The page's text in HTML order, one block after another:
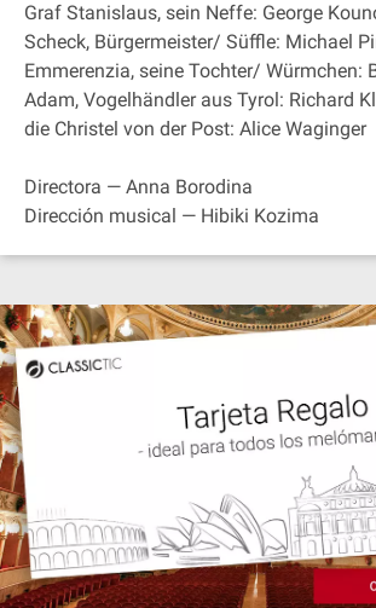
Graf Stanislaus, sein Neffe: George
Scheck, Bürgermeister/ Süffle: Michael
Emmerenzia, seine Tochter/ Würmchen:
Adam, Vogelhändler aus Tyrol: Richard
die Christel von der Post: Alice Waginger
Directora — Anna Borodina
Dirección musical — Hibiki Kozima